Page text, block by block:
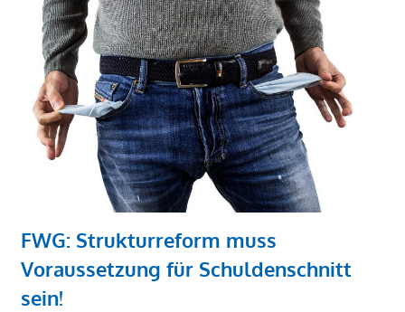
FWG: Strukturreform muss
Voraussetzung für Schuldenschnitt
sein!